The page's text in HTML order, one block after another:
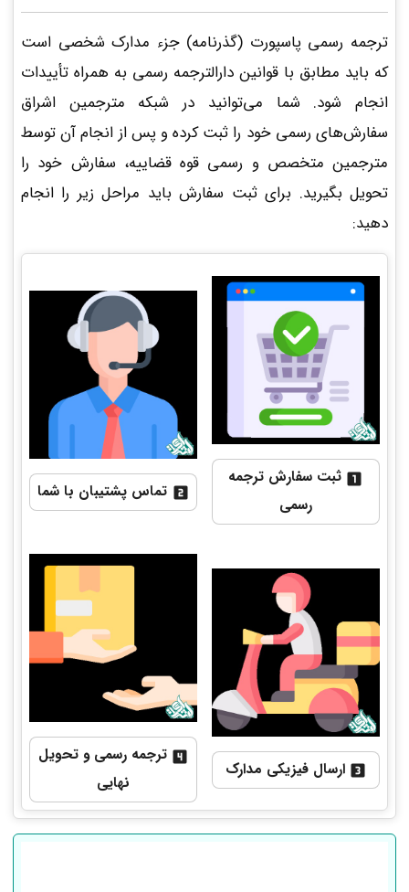
ترجمه رسمی پاسپورت (گذرنامه) جزء مدارک شخصی است
که باید مطابق با قوانین دارالترجمه رسمی به همراه تأییدات
انجام شود. شما می‌توانید در شبکه مترجمین اشراق
سفارش‌های رسمی خود را ثبت کرده و پس از انجام آن توسط
مترجمین متخصص و رسمی قوه قضاییه، سفارش خود را
تحویل بگیرید. برای ثبت سفارش باید مراحل زیر را انجام
دهید:
ثبت سفارش ترجمه
رسمی
تماس پشتیبان با شما
ارسال فیزیکی مدارک
ترجمه رسمی و تحویل
نهایی